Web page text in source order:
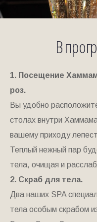
В
1. Посещение
роз.
Вы удобно
столах внутри
вашему приходу
Теплый нежный пар
тела, очищая и
2. Скраб для тела.
Два наших SPA
тела особым скрабом